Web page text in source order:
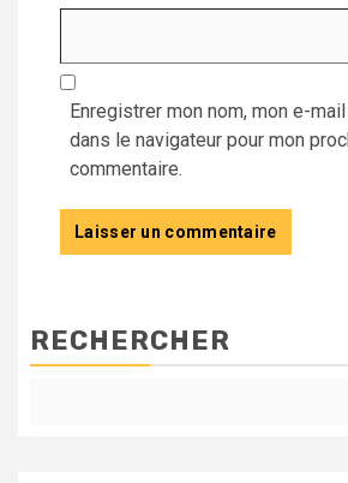
Enregistrer mon nom, mon e-
dans le navigateur pour mon
commentaire.
RECHERCHER